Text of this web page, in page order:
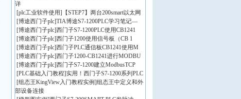
详
[plc工业软件使用] 【STEP7】两台200smart以太网
[博途西门子plc]TIA博途S7-1200PLC学习笔记—
[博途西门子plc]西门子S7-1200PLC使用CB1241
[博途西门子plc]西门子1200使用信号板（CB 1
[博途西门子plc]西门子PLC通信板CB1241使用M
[博途西门子plc]西门子1200-CB1241进行MODBU
[博途西门子plc]西门子S7-1200建立ModbusTCP
[PLC基础入门教程]实用！西门子S7-1200系列PLC
[组态王KingView入门教程实例]组态王中定义和外
部设备连接